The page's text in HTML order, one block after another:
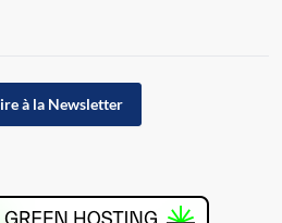
à la Newsletter